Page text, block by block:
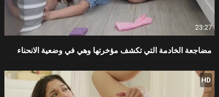
23:27
مضاجعة الخادمة التي تكشف مؤخرتها وهي في وضعية الانحناء
HD